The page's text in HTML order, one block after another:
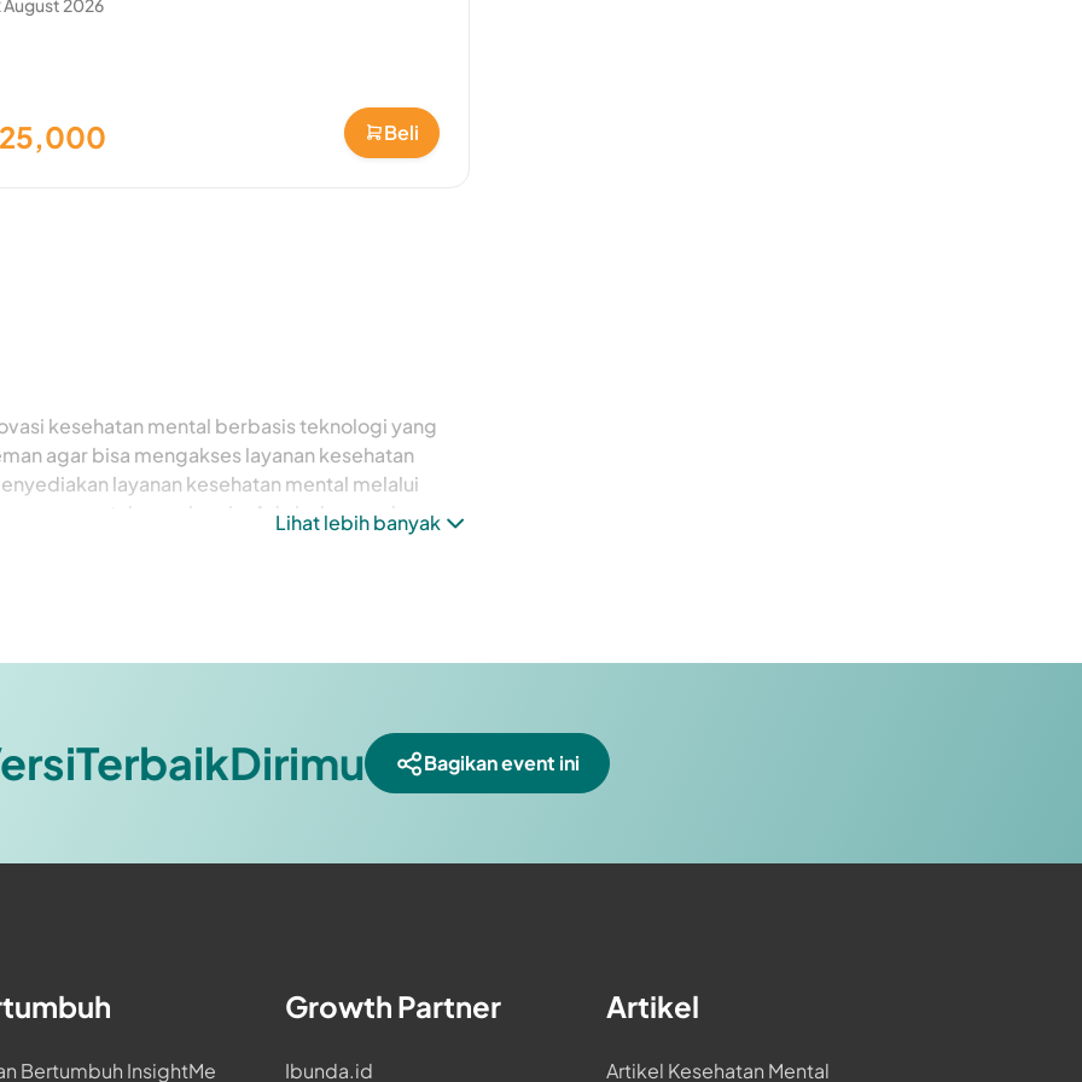
August 2026
Beli
kesehatan mental berbasis teknologi yang
agar bisa mengakses layanan kesehatan
layanan kesehatan mental melalui
untuk segala usia. Ada beberapa layanan
seperti.. 1. Counseling Corner (konseling
Lihat lebih banyak
Bagikan event ini
Bertumbuh InsightMe
Growth Partner
Ibunda.id
Artikel
Artikel Kesehatan Mental